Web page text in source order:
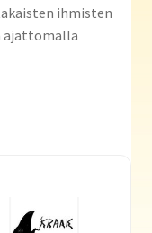
ihmisten
ajattomalla